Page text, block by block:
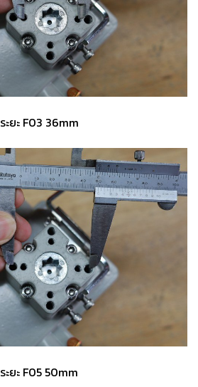
ระยะ F03 36mm
ระยะ F05 50mm